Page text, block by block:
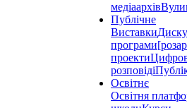
медіаархів
Публічне
Виставки
програми
проекти
розповіді
Освітнє
Освітня